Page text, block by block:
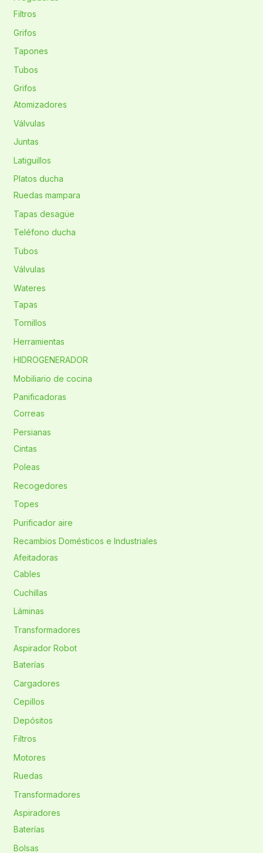
Filtros
Grifos
Tapones
Tubos
Grifos
Atomizadores
Válvulas
Juntas
Latiguillos
Platos ducha
Ruedas mampara
Tapas desagüe
Teléfono ducha
Tubos
Válvulas
Wateres
Tapas
Tornillos
Herramientas
HIDROGENERADOR
Mobiliario de cocina
Panificadoras
Correas
Persianas
Cintas
Poleas
Recogedores
Topes
Purificador aire
Recambios Domésticos e Industriales
Afeitadoras
Cables
Cuchillas
Láminas
Transformadores
Aspirador Robot
Baterías
Cargadores
Cepillos
Depósitos
Filtros
Motores
Ruedas
Transformadores
Aspiradores
Baterías
Bolsas